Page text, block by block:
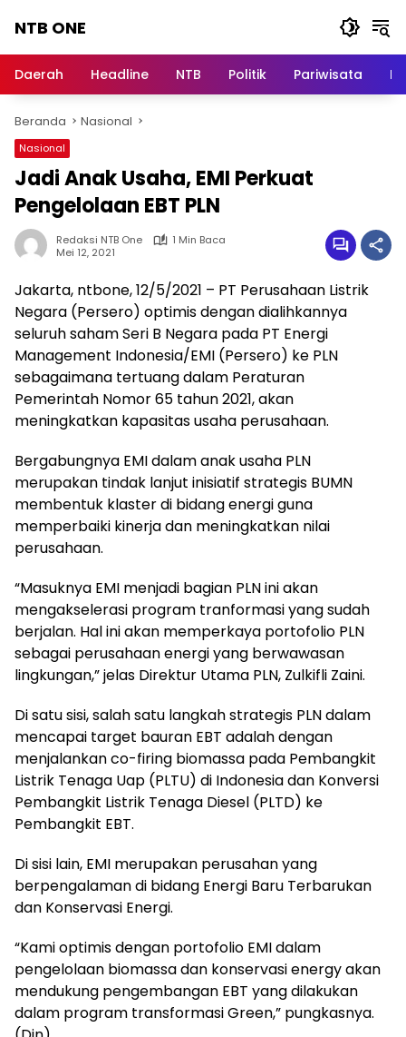
NTB ONE
dan
Berita
Lombok
Daerah Headline NTB Politik Pariwisata
Beranda Nasional
Nasional
Jadi Anak Usaha, EMI Perkuat
Pengelolaan EBT PLN
Redaksi NTB One
1 Min Baca
Mei 12, 2021
Jakarta, ntbone, 12/5/2021 – PT Perusahaan Listrik
Negara (Persero) optimis dengan dialihkannya
seluruh saham Seri B Negara pada PT Energi
Management Indonesia/EMI (Persero) ke PLN
sebagaimana tertuang dalam Peraturan
Pemerintah Nomor 65 tahun 2021, akan
meningkatkan kapasitas usaha perusahaan.
Bergabungnya EMI dalam anak usaha PLN
merupakan tindak lanjut inisiatif strategis BUMN
membentuk klaster di bidang energi guna
memperbaiki kinerja dan meningkatkan nilai
perusahaan.
“Masuknya EMI menjadi bagian PLN ini akan
mengakselerasi program tranformasi yang sudah
berjalan. Hal ini akan memperkaya portofolio PLN
sebagai perusahaan energi yang berwawasan
lingkungan,” jelas Direktur Utama PLN, Zulkifli Zaini.
Di satu sisi, salah satu langkah strategis PLN dalam
mencapai target bauran EBT adalah dengan
menjalankan co-firing biomassa pada Pembangkit
Listrik Tenaga Uap (PLTU) di Indonesia dan Konversi
Pembangkit Listrik Tenaga Diesel (PLTD) ke
Pembangkit EBT.
Di sisi lain, EMI merupakan perusahan yang
berpengalaman di bidang Energi Baru Terbarukan
dan Konservasi Energi.
“Kami optimis dengan portofolio EMI dalam
pengelolaan biomassa dan konservasi energy akan
mendukung pengembangan EBT yang dilakukan
dalam program transformasi Green,” pungkasnya.